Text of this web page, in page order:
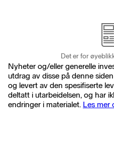
Det er for
Nyheter og/eller generelle
utdrag av disse på denne
og levert av den spesifiserte
deltatt i utarbeidelsen, og har
endringer i materialet. Les mer